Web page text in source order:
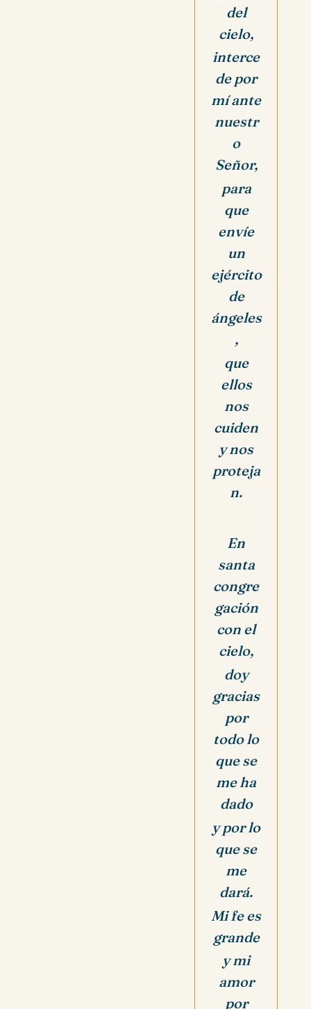
del
cielo,
interce
de por
mí ante
nuestr
o
Señor,
para
que
envíe
un
ejército
de
ángeles
,
que
ellos
nos
cuiden
y nos
proteja
n.
En
santa
congre
gación
con el
cielo,
doy
gracias
por
todo lo
que se
me ha
dado
y por lo
que se
me
dará.
Mi fe es
grande
y mi
amor
por